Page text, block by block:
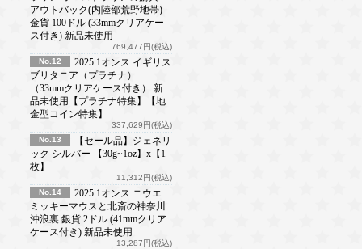
アウトバック(内陸部荒野地帯)
金貨 100ドル (33mmクリアケー
ス付き) 新品未使用
769,477円(税込)
No.12
2025 1オンス イギリス
ブリタニア（プラチナ）
（33mmクリアケース付き） 新
品未使用【プラチナ特集】【地
金型コイン特集】
337,629円(税込)
No.13
【セール品】ジェネリ
ック シルバー 【30g~1oz】x【1
枚】
11,312円(税込)
No.14
2025 1オンス ニウエ
ミッキーマウスと北斎の神奈川
沖浪裏 銀貨 2ドル (41mmクリア
ケース付き) 新品未使用
13,287円(税込)